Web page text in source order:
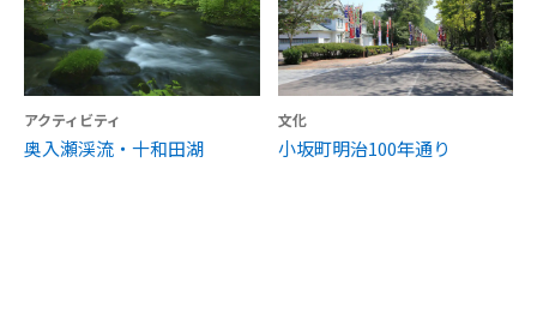
アクティビティ
奥入瀬渓流・十和田湖
文化
小坂町明治100年通り